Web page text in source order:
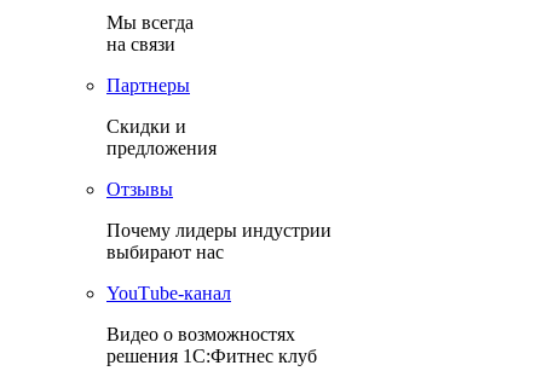
Мы всегда
на связи
Партнеры
Скидки и
предложения
Отзывы
Почему лидеры индустрии
выбирают нас
YouТube-канал
Видео о возможностях
решения 1С:Фитнес клуб